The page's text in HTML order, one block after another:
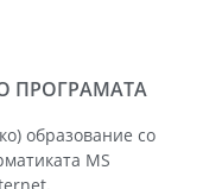
ПРОГРАМАТА
образование со
MS